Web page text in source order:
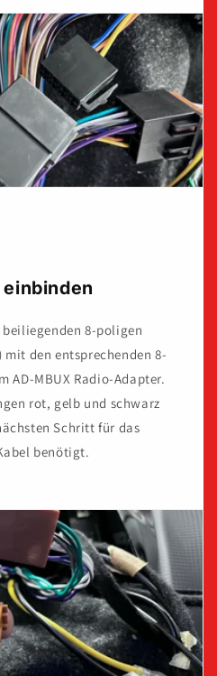
8-poligen
mit den entsprechenden 8-
AD-MBUX Radio-Adapter.
rot, gelb und schwarz
Schritt für das
benötigt.